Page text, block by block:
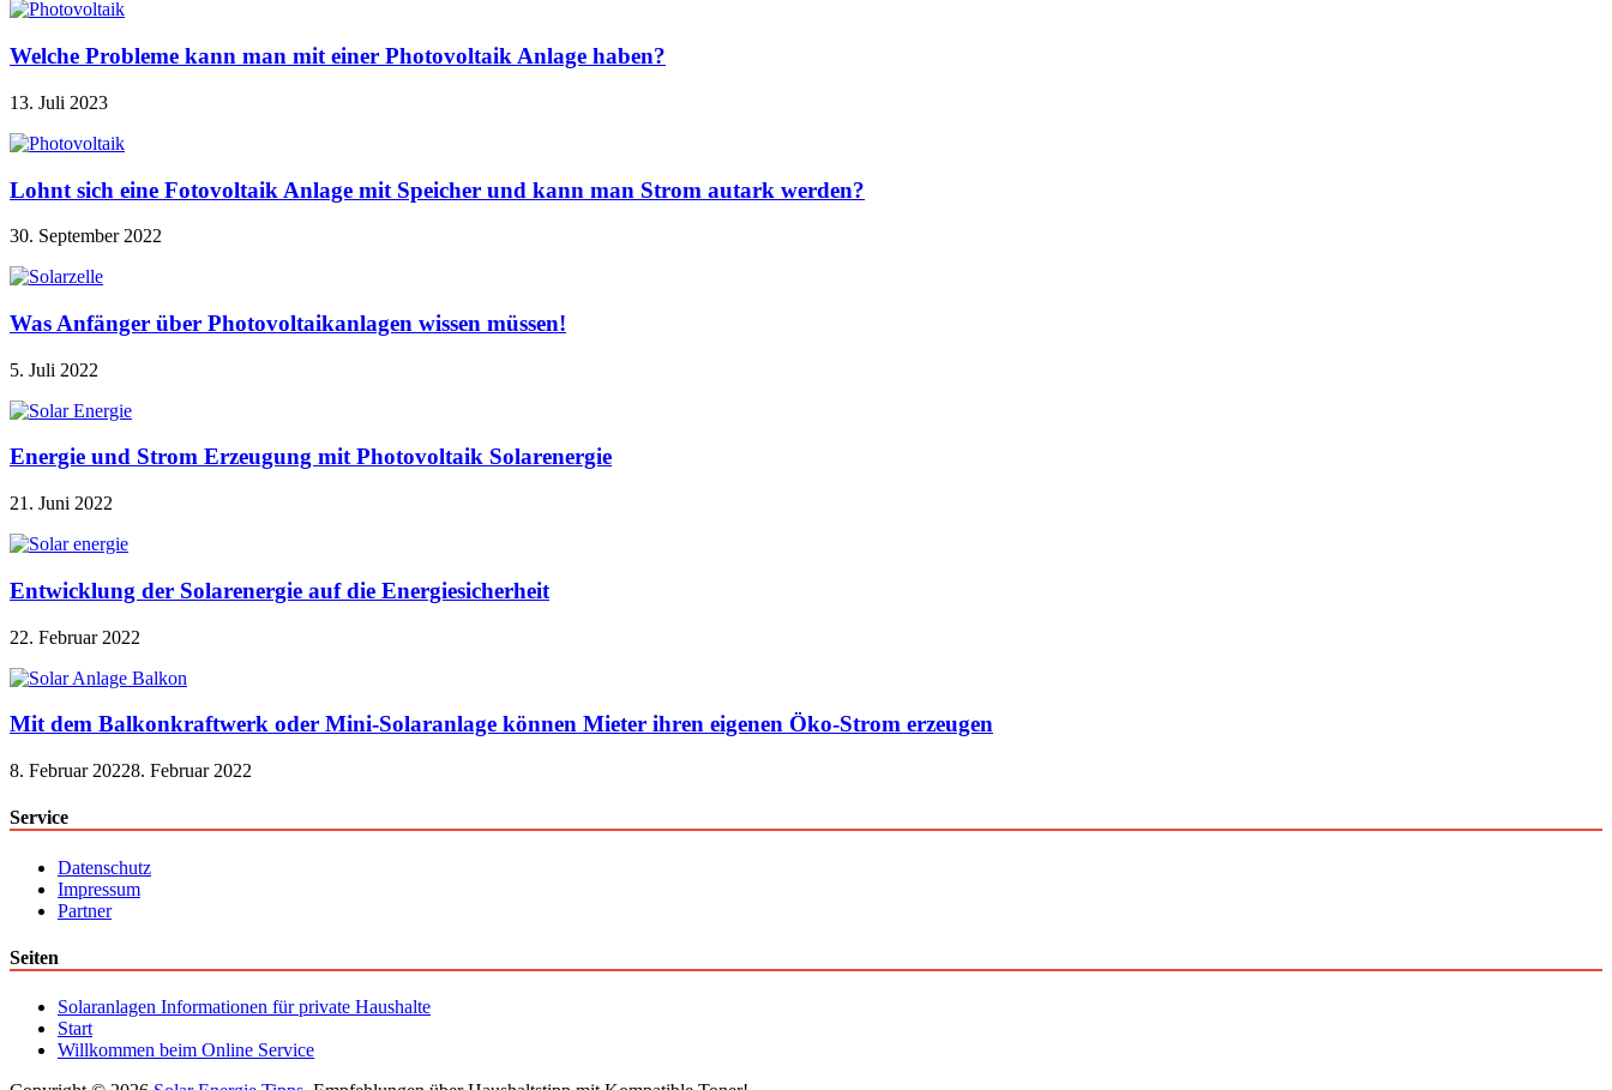
Welche Probleme kann man mit einer Photovoltaik Anlage haben?
13. Juli 2023
Lohnt sich eine Fotovoltaik Anlage mit Speicher und kann man Strom autark werden?
30. September 2022
Was Anfänger über Photovoltaikanlagen wissen müssen!
5. Juli 2022
Energie und Strom Erzeugung mit Photovoltaik Solarenergie
21. Juni 2022
Entwicklung der Solarenergie auf die Energiesicherheit
22. Februar 2022
Mit dem Balkonkraftwerk oder Mini-Solaranlage können Mieter ihren eigenen Öko-Strom erzeugen
8. Februar 20228. Februar 2022
Service
Datenschutz
Impressum
Partner
Seiten
Solaranlagen Informationen für private Haushalte
Start
Willkommen beim Online Service